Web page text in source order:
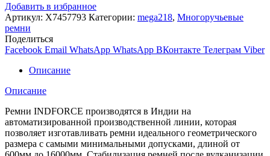
Добавить в избранное
Артикул: X7457793 Категории: mega218, Многоручьевые
ремни
Поделиться
Facebook Email WhatsApp WhatsApp ВКонтакте Телеграм Viber
Описание
Описание
Ремни INDFORCE производятся в Индии на
автоматизированной производственной линии, которая
позволяет изготавливать ремни идеального геометрического
размера с самыми минимальными допусками, длиной от